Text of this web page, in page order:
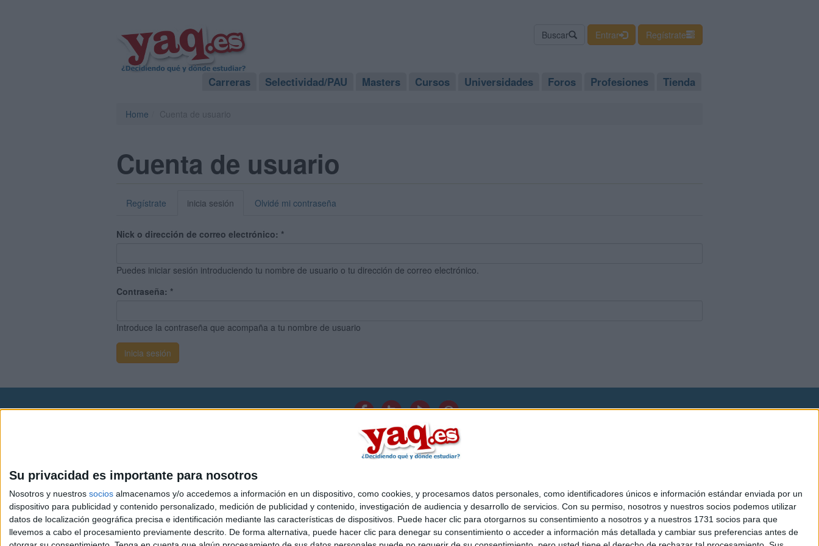
Su privacidad es importante para nosotros
Nosotros y nuestros socios almacenamos y/o accedemos a información en un dispositivo, como cookies, y procesamos datos personales, como identificadores únicos e información estándar enviada por un
dispositivo para publicidad y contenido personalizado, medición de publicidad y contenido, investigación de audiencia y desarrollo de servicios. Con su permiso, nosotros y nuestros socios podemos utilizar
datos de localización geográfica precisa e identificación mediante las características de dispositivos. Puede hacer clic para otorgarnos su consentimiento a nosotros y a nuestros 1731 socios para que
llevemos a cabo el procesamiento previamente descrito. De forma alternativa, puede hacer clic para denegar su consentimiento o acceder a información más detallada y cambiar sus preferencias antes de
Buscar Entrar Regístrate
Carreras Selectividad/PAU Masters Cursos Universidades Foros Profesiones Tienda
Home
Cuenta de usuario
Regístrate inicia sesión Olvidé mi contraseña
Nick o dirección de correo electrónico: *
Puedes iniciar sesión introduciendo tu nombre de usuario o tu dirección de correo electrónico.
Contraseña: *
Introduce la contraseña que acompaña a tu nombre de usuario
Quiénes somos| Contactar|Anúnciate
Politica de privacidad|Condiciones generales
- Diego de León 47 - 28006 Madrid [ESPAÑA] - Tel. +34 91 593 2767